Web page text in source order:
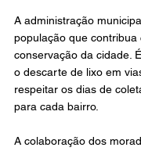
A administração
população que contribua
conservação da cidade.
o descarte de lixo em
respeitar os dias de
para cada bairro.
A colaboração dos